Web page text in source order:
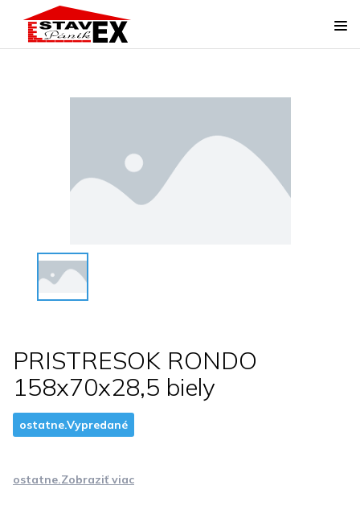
PRISTRESOK RONDO
158x70x28,5 biely
ostatne.Vypredané
ostatne.Zobraziť viac